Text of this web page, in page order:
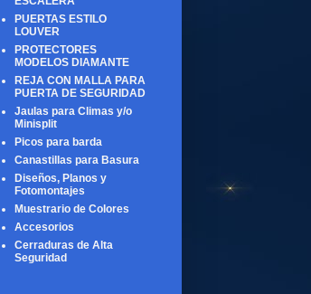
PUERTAS ESTILO
LOUVER
PROTECTORES
MODELOS DIAMANTE
REJA CON MALLA PARA
PUERTA DE SEGURIDAD
Jaulas para Climas y/o
Minisplit
Picos para barda
Canastillas para Basura
Diseños, Planos y
Fotomontajes
Muestrario de Colores
Accesorios
Cerraduras de Alta
Seguridad